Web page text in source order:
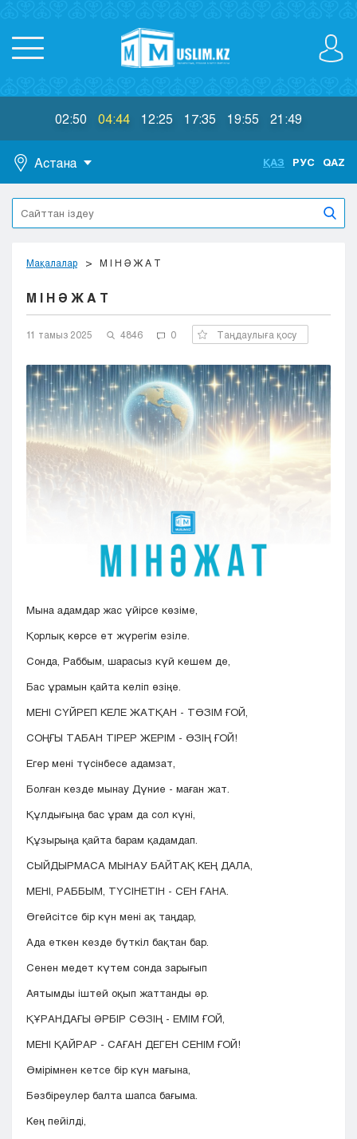
02:50 04:44 12:25 17:35 19:55 21:49
Астана
Астана
Алматы
Актобе
Жезказган
Караганда
Кокшетау
Кызылорда
Павлодар
Петропавловск
Семей
Талдыкорган
Тараз
ҚАЗ РУС QAZ
Мақалалар М І Н Ә Ж А Т
М І Н Ә Ж А Т
11 тамыз 2025 4846 0 Таңдаулыға қосу
Мына адамдар жас үйірсе көзіме,
Қорлық көрсе ет жүрегім езіле.
Сонда, Раббым, шарасыз күй кешем де,
Бас ұрамын қайта келіп өзіңе.
МЕНІ СҮЙРЕП КЕЛЕ ЖАТҚАН - ТӨЗІМ ҒОЙ,
СОҢҒЫ ТАБАН ТІРЕР ЖЕРІМ - ӨЗІҢ ҒОЙ!
Егер мені түсінбесе адамзат,
Болған кезде мынау Дүние - маған жат.
Құлдығыңа бас ұрам да сол күні,
Құзырыңа қайта барам қадамдап.
СЫЙДЫРМАСА МЫНАУ БАЙТАҚ КЕҢ ДАЛА,
МЕНІ, РАББЫМ, ТҮСІНЕТІН - СЕН ҒАНА.
Өгейсітсе бір күн мені ақ таңдар,
Ада еткен кезде бүткіл бақтан бар.
Сенен медет күтем сонда зарығып
Аятымды іштей оқып жаттанды әр.
ҚҰРАНДАҒЫ ӘРБІР СӨЗІҢ - ЕМІМ ҒОЙ,
МЕНІ ҚАЙРАР - САҒАН ДЕГЕН СЕНІМ ҒОЙ!
Өмірімнен кетсе бір күн мағына,
Бәзбіреулер балта шапса бағыма.
Кең пейілді,